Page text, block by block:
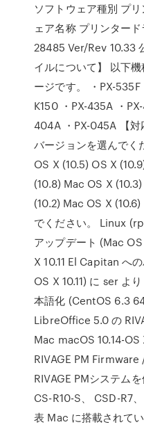
ソフトウェア種別 プ
ェア名称 プリンター
28485 Ver/Rev 10.33
イルについて】 以下
ージです。 ・PX-
K150 ・PX-435A ・
404A ・PX-045A 【
バージョンを選んでく
OS X (10.5) OS X
(10.8) Mac OS X
(10.2) Mac OS X
でください。 Linux
アップデート (Mac
X 10.11 El Capitan へ
OS X 10.11) に ser よ
本語化 (CentOS 6.3
LibreOffice 5.0 の
Mac macOS 10.14-
RIVAGE PM
RIVAGE PMシステム
CS-R10-S、 CSD-R7
表 Mac に搭載されて